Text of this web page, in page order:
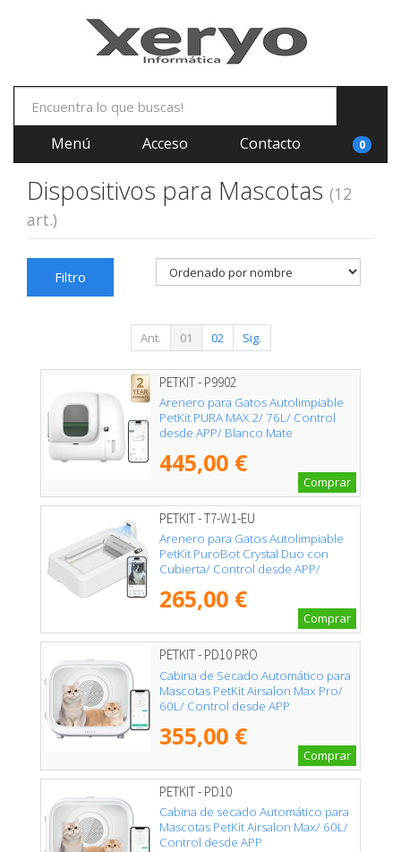
Menú Acceso Contacto 0
Dispositivos para Mascotas (12
art.)
Filtro
Ant. 01 02 Sig.
PETKIT - P9902
Arenero para Gatos Autolimpiable
PetKit PURA MAX 2/ 76L/ Control
desde APP/ Blanco Mate
445,00 €
Comprar
PETKIT - T7-W1-EU
Arenero para Gatos Autolimpiable
PetKit PuroBot Crystal Duo con
Cubierta/ Control desde APP/
265,00 €
Comprar
PETKIT - PD10 PRO
Cabina de Secado Automático para
Mascotas PetKit Airsalon Max Pro/
60L/ Control desde APP
355,00 €
Comprar
PETKIT - PD10
Cabina de secado Automático para
Mascotas PetKit Airsalon Max/ 60L/
Control desde APP